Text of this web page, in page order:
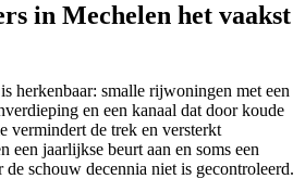
in Mechelen het vaakst
herkenbaar: smalle rijwoningen met een
en een kanaal dat door koude
vermindert de trek en versterkt
een jaarlijkse beurt aan en soms een
de schouw decennia niet is gecontroleerd.